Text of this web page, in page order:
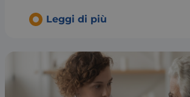
Leggi di più
per il sito
validi
utilizzato da
per distinguere